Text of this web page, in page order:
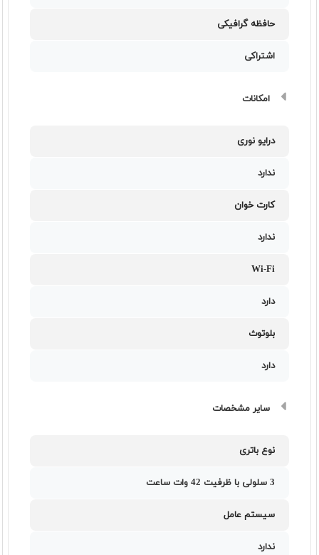
حافظه گرافیکی
اشتراکی
امکانات
درایو نوری
ندارد
کارت خوان
ندارد
Wi-Fi
دارد
بلوتوث
دارد
سایر مشخصات
نوع باتری
3 سلولی با ظرفیت 42 وات ساعت
سیستم عامل
ندارد